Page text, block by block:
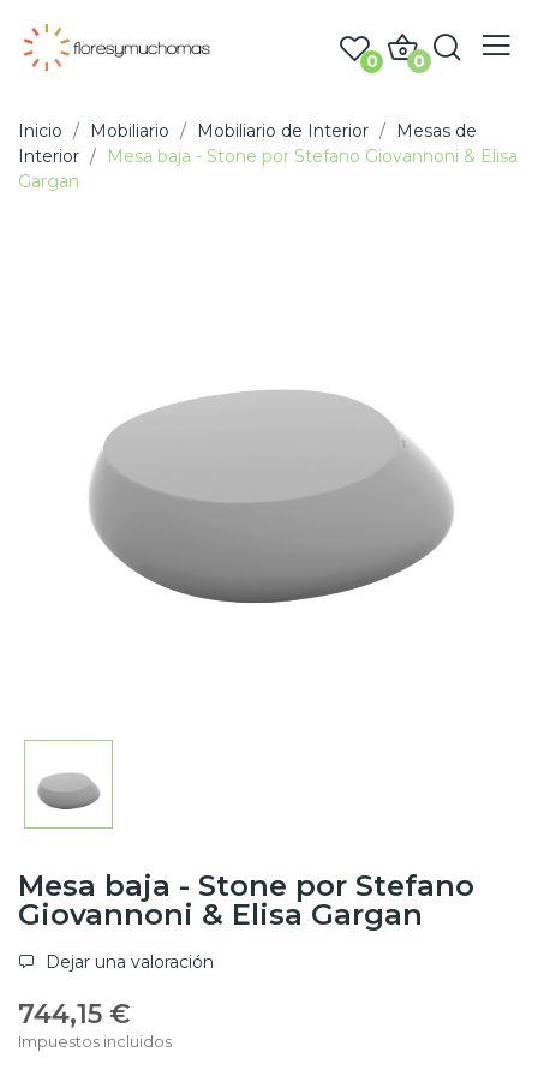
0 0
Inicio Mobiliario Mobiliario de Interior
Mesas de
Interior
Mesa baja - Stone por Stefano Giovannoni & Elisa
Gargan
Mesa baja - Stone por Stefano
Giovannoni & Elisa Gargan
Dejar una valoración
744,15 €
Impuestos incluidos